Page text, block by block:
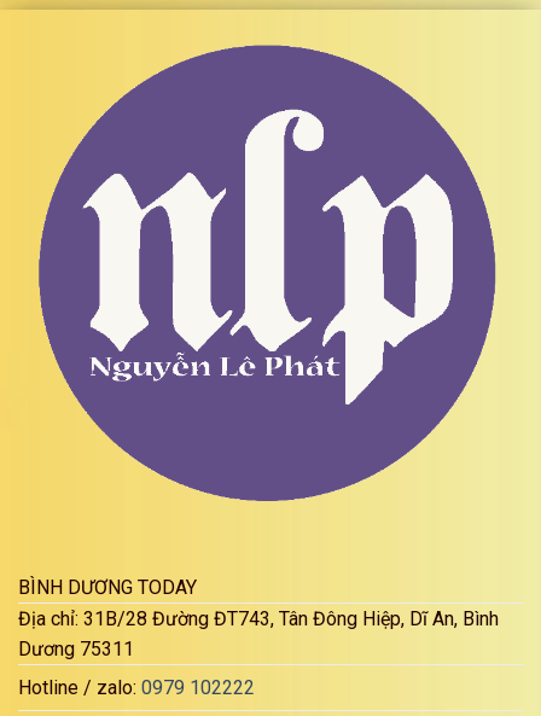
BÌNH DƯƠNG TODAY
Địa chỉ: 31B/28 Đường ĐT743, Tân Đông Hiệp, Dĩ An, Bình
Dương 75311
Hotline / zalo: 0979 102222